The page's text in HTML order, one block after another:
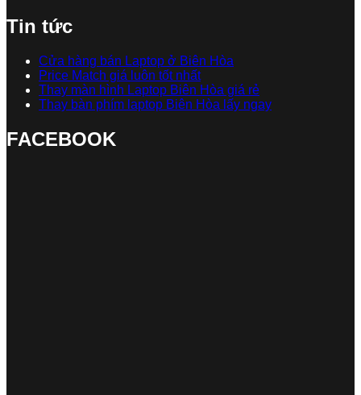
Tin tức
Cửa hàng bán Laptop ở Biên Hòa
Price Match giá luôn tốt nhất
Thay màn hình Laptop Biên Hòa giá rẻ
Thay bàn phím laptop Biên Hòa lấy ngay
FACEBOOK